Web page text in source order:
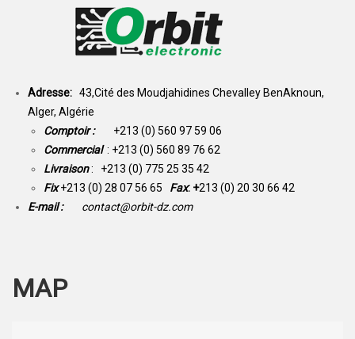
Adresse: 43,Cité des Moudjahidines Chevalley BenAknoun,
Alger, Algérie
Comptoir : +213 (0) 560 97 59 06
Commercial : +213 (0) 560 89 76 62
Livraison: +213 (0) 775 25 35 42
Fix +213 (0) 28 07 56 65 Fax: +213 (0) 20 30 66 42
E-mail :
contact@orbit-dz.com
MAP